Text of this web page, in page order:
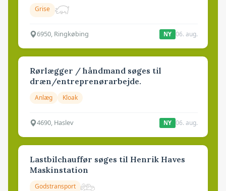
Grise
6950, Ringkøbing NY 06. aug.
Rørlægger / håndmand søges til
dræn/entreprenørarbejde.
Anlæg Kloak
4690, Haslev NY 06. aug.
Lastbilchauffør søges til Henrik Haves
Maskinstation
Godstransport